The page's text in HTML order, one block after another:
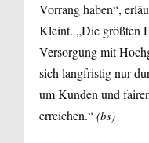
Vorrang haben“,
Kleint. „Die größten
Versorgung mit
sich langfristig nur
um Kunden und
erreichen.“ (bs)